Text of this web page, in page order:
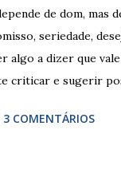
de dom, mas
seriedade,
algo a dizer que
criticar e sugerir
a melhor
3 COMENTÁRIOS